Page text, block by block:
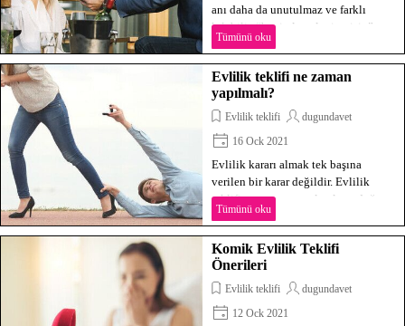
anı daha da unutulmaz ve farklı
kılabilir. “benimle evlenir misin”
şarkını bulmana yardımcı olmak için,
en iyi aşk şarkılarından bazılarını bir
araya getirdik.
Tümünü oku
Evlilik teklifi ne zaman
yapılmalı?
Evlilik teklifi
dugundavet
16 Ock 2021
Evlilik kararı almak tek başına
verilen bir karar değildir. Evlilik
teklifi ne zaman yapılmalı en doğru
zaman, ne zaman? Bunun için şartlar
uygun mu? % 100 emin olmadan
evlilik teklif etmeyin. Sürprizlerle
karşılaşmayın.
Tümünü oku
Komik Evlilik Teklifi
Önerileri
Evlilik teklifi
dugundavet
12 Ock 2021